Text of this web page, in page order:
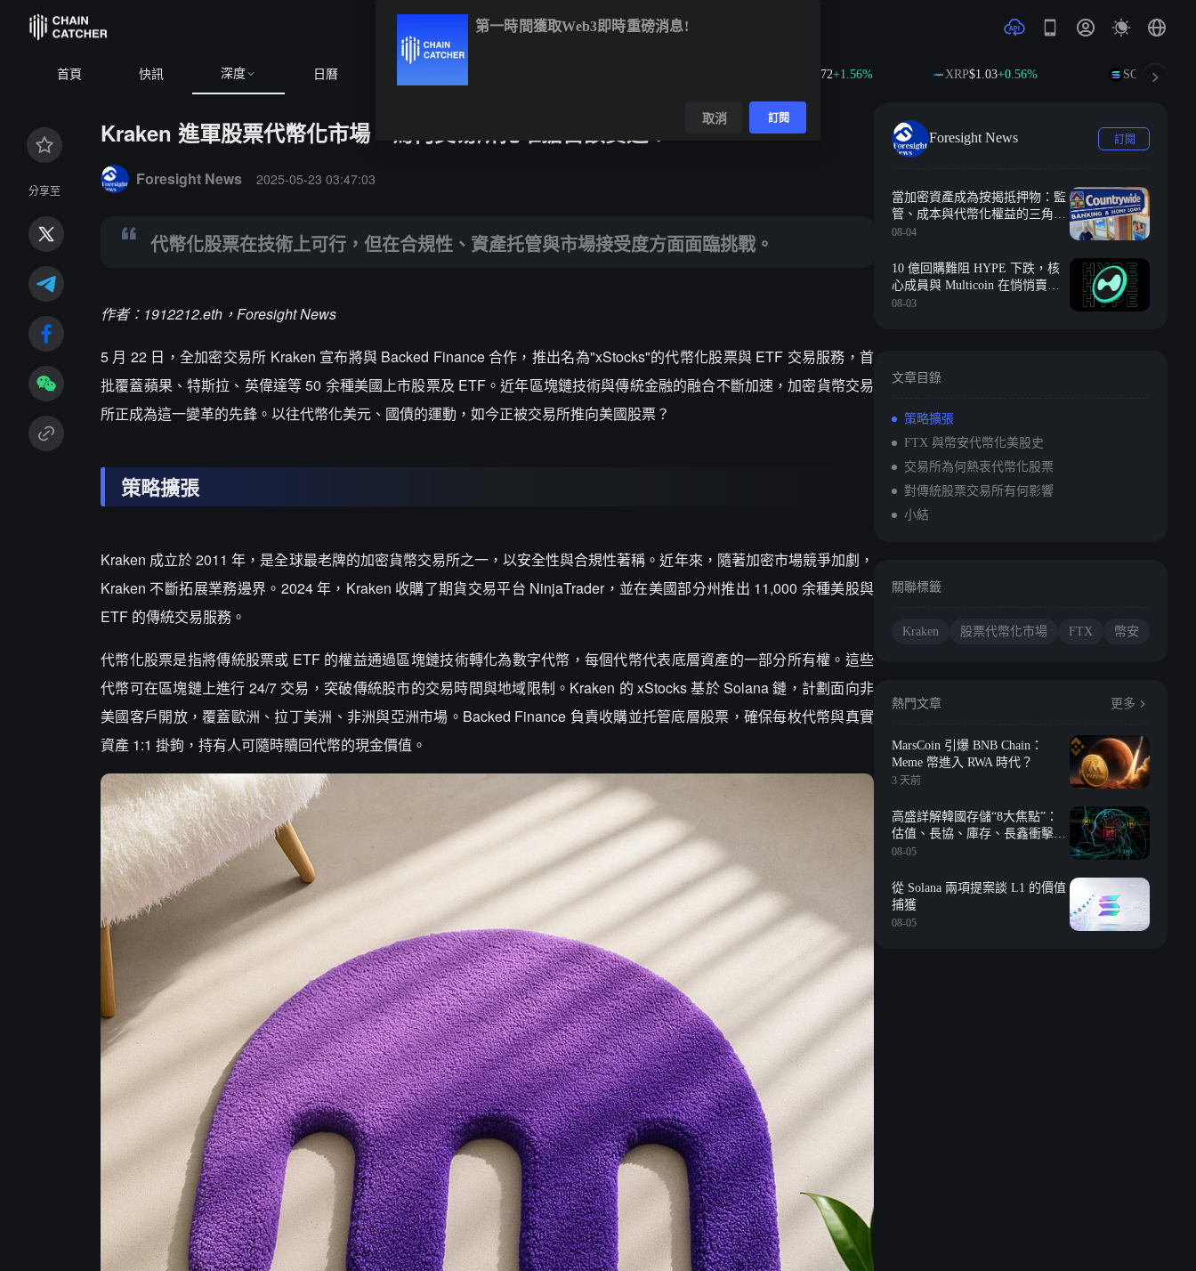
首頁 快訊 深度 日曆 +1.56% $1.03+0.56% $74.68+2.45%
分享至
Kraken 進軍股票代幣化市場，為何交易所扎堆搶占該賽道？
Foresight News 2025-05-23 03:47:03
代幣化股票在技術上可行，但在合規性、資產托管與市場接受度方面面臨挑戰。
作者：1912212.eth，Foresight News
5 月 22 日，全加密交易所 Kraken 宣布將與 Backed Finance 合作，推出名為"xStocks"的代幣化股票與 ETF 交易服務，首
批覆蓋蘋果、特斯拉、英偉達等 50 余種美國上市股票及 ETF。近年區塊鏈技術與傳統金融的融合不斷加速，加密貨幣交易
所正成為這一變革的先鋒。以往代幣化美元、國債的運動，如今正被交易所推向美國股票？
策略擴張
Kraken 成立於 2011 年，是全球最老牌的加密貨幣交易所之一，以安全性與合規性著稱。近年來，隨著加密市場競爭加劇，
Kraken 不斷拓展業務邊界。2024 年，Kraken 收購了期貨交易平台 NinjaTrader，並在美國部分州推出 11,000 余種美股與
ETF 的傳統交易服務。
代幣化股票是指將傳統股票或 ETF 的權益通過區塊鏈技術轉化為數字代幣，每個代幣代表底層資產的一部分所有權。這些
代幣可在區塊鏈上進行 24/7 交易，突破傳統股市的交易時間與地域限制。Kraken 的 xStocks 基於 Solana 鏈，計劃面向非
美國客戶開放，覆蓋歐洲、拉丁美洲、非洲與亞洲市場。Backed Finance 負責收購並托管底層股票，確保每枚代幣與真實
資產 1:1 掛鉤，持有人可隨時贖回代幣的現金價值。
Foresight News 訂閱
當加密資產成為按揭抵押物：監
管、成本與代幣化權益的三角難
題
08-04
10 億回購難阻 HYPE 下跌，核
心成員與 Multicoin 在悄悄賣
幣？
08-03
文章目錄
策略擴張
FTX 與幣安代幣化美股史
交易所為何熱衷代幣化股票
對傳統股票交易所有何影響
小結
關聯標籤
Kraken 股票代幣化市場 FTX 幣安
熱門文章 更多
MarsCoin 引爆 BNB Chain：
Meme 幣進入 RWA 時代？
3 天前
高盛詳解韓國存儲“8大焦點”：
估值、長協、庫存、長鑫衝擊、
回購等
08-05
從 Solana 兩項提案談 L1 的價值
捕獲
08-05
第一時間獲取Web3即時重磅消息!
取消 訂閱